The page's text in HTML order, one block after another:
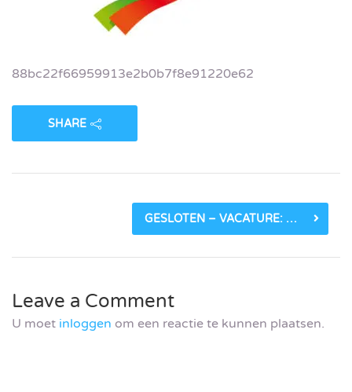
88bc22f66959913e2b0b7f8e91220e62
SHARE
GESLOTEN – VACATURE: MARKETEER BIJ STICHTING WANDELNET_60DB699DB54C0.JPEG
Leave a Comment
U moet inloggen om een reactie te kunnen plaatsen.